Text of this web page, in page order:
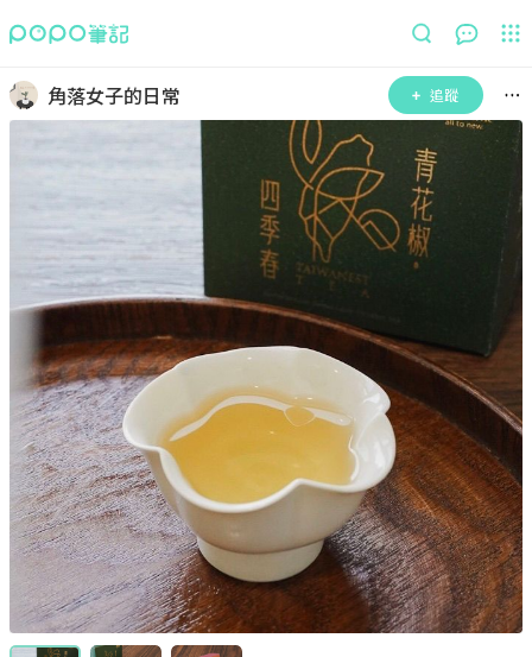
角落女子的日常 追蹤